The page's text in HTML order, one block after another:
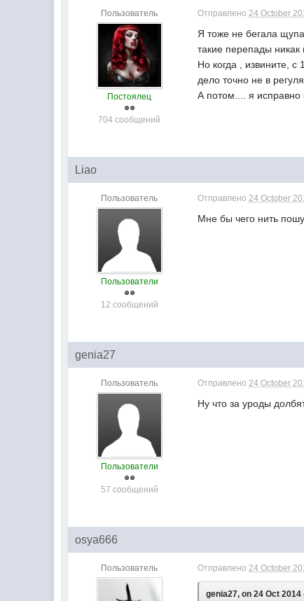
Пользователь
Постоялец
704 сообщений
Отправлено24 October
Я тоже не бегала
такие перепады никак
Но когда , извините, с
дело точно не в
А потом.... я исправно
Liao
Пользователь
Пользователи
12 сообщений
Отправлено24 October
Мне бы чего нить
genia27
Пользователь
Пользователи
57 сообщений
Отправлено24 October
Ну что за уроды
osya666
Пользователь Отправлено24 October
genia27, on 24 Oct 2014